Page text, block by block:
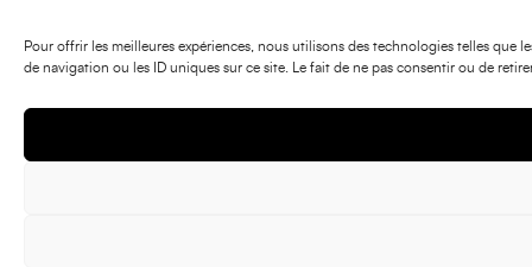
Pour offrir les meilleures expériences, nous utilisons des technologies telles
de navigation ou les ID uniques sur ce site. Le fait de ne pas consentir ou de